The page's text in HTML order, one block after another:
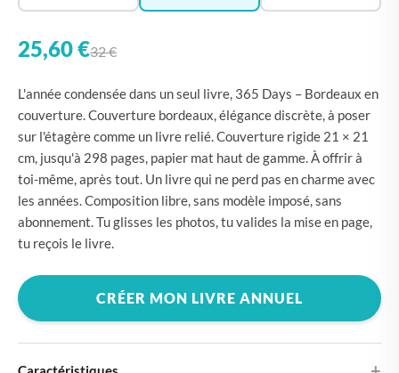
25,60 €32 €
L'année condensée dans un seul livre, 365 Days – Bordeaux en
couverture. Couverture bordeaux, élégance discrète, à poser
sur l'étagère comme un livre relié. Couverture rigide 21 × 21
cm, jusqu'à 298 pages, papier mat haut de gamme. À offrir à
toi-même, après tout. Un livre qui ne perd pas en charme avec
les années. Composition libre, sans modèle imposé, sans
abonnement. Tu glisses les photos, tu valides la mise en page,
tu reçois le livre.
CRÉER MON LIVRE ANNUEL